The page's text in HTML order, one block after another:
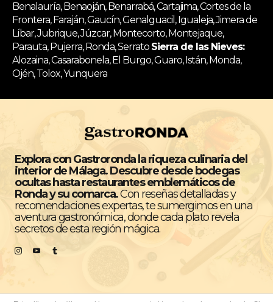
Benalauría, Benaoján, Benarrabá, Cartajima, Cortes de la
Frontera, Faraján, Gaucín, Genalguacil, Igualeja, Jimera de
Líbar, Jubrique, Júzcar, Montecorto, Montejaque,
Parauta, Pujerra, Ronda, Serrato Sierra de las Nieves:
Alozaina, Casarabonela, El Burgo, Guaro, Istán, Monda,
Ojén, Tolox, Yunquera
Explora con Gastroronda la riqueza culinaria del
interior de Málaga. Descubre desde bodegas
ocultas hasta restaurantes emblemáticos de
Ronda y su comarca.Con reseñas detalladas y
recomendaciones expertas, te sumergimos en una
aventura gastronómica, donde cada plato revela
secretos de esta región mágica.